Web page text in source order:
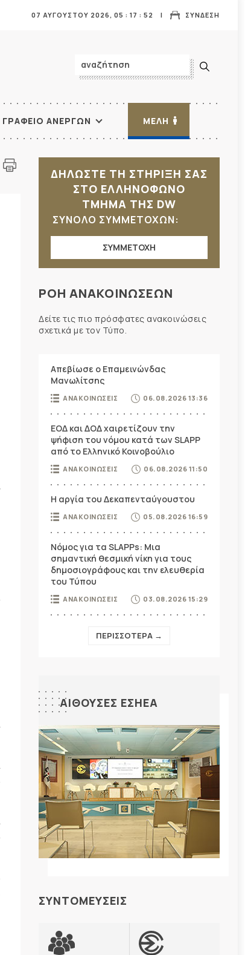
ΣΥΝΔΕΣΗ
07 ΑΥΓΟΥΣΤΟΥ 2026, 05 : 17 : 53
ΓΡΑΦΕΙΟ ΑΝΕΡΓΩΝ ΜΕΛΗ
ΔΗΛΩΣΤΕ ΤΗ ΣΤΗΡΙΞΗ ΣΑΣ
ΣΤΟ ΕΛΛΗΝΟΦΩΝΟ
ΤΜΗΜΑ ΤΗΣ DW
ΣΥΝΟΛΟ ΣΥΜΜΕΤΟΧΩΝ:
ΣΥΜΜΕΤΟΧΗ
ΡΟΗ ΑΝΑΚΟΙΝΩΣΕΩΝ
Δείτε τις πιο πρόσφατες ανακοινώσεις
σχετικά με τον Τύπο.
Απεβίωσε ο Επαμεινώνδας
Μανωλίτσης
ΑΝΑΚΟΙΝΩΣΕΙΣ 06.08.2026 13:36
ΕΟΔ και ΔΟΔ χαιρετίζουν την
ψήφιση του νόμου κατά των SLAPP
από το Ελληνικό Κοινοβούλιο
ΑΝΑΚΟΙΝΩΣΕΙΣ 06.08.2026 11:50
Η αργία του Δεκαπενταύγουστου
ΑΝΑΚΟΙΝΩΣΕΙΣ 05.08.2026 16:59
Νόμος για τα SLAPPs: Μια
σημαντική θεσμική νίκη για τους
δημοσιογράφους και την ελευθερία
του Τύπου
ΑΝΑΚΟΙΝΩΣΕΙΣ 03.08.2026 15:29
ΠΕΡΙΣΣΟΤΕΡΑ →
ΑΙΘΟΥΣΕΣ ΕΣΗΕΑ
ΣΥΝΤΟΜΕΥΣΕΙΣ